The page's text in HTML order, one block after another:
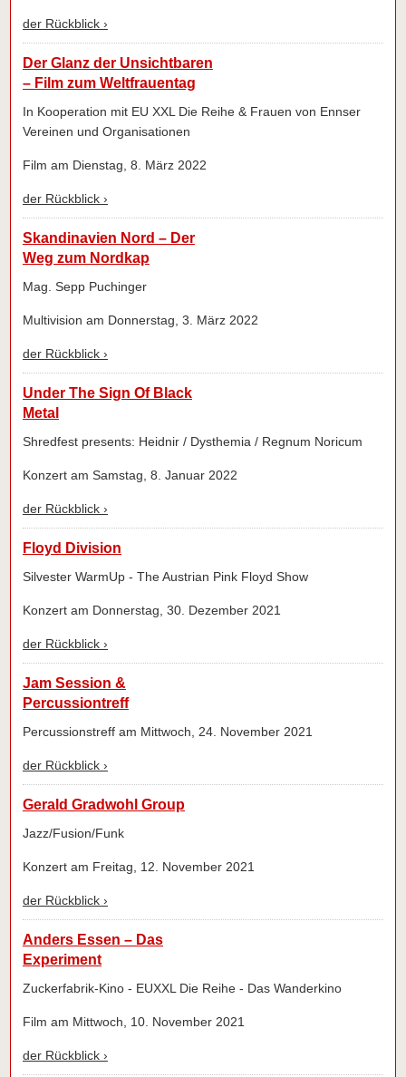
der Rückblick ›
Der Glanz der Unsichtbaren
– Film zum Weltfrauentag
In Kooperation mit EU XXL Die Reihe & Frauen von Ennser
Vereinen und Organisationen
Film am Dienstag, 8. März 2022
der Rückblick ›
Skandinavien Nord – Der
Weg zum Nordkap
Mag. Sepp Puchinger
Multivision am Donnerstag, 3. März 2022
der Rückblick ›
Under The Sign Of Black
Metal
Shredfest presents: Heidnir / Dysthemia / Regnum Noricum
Konzert am Samstag, 8. Januar 2022
der Rückblick ›
Floyd Division
Silvester WarmUp - The Austrian Pink Floyd Show
Konzert am Donnerstag, 30. Dezember 2021
der Rückblick ›
Jam Session &
Percussiontreff
Percussionstreff am Mittwoch, 24. November 2021
der Rückblick ›
Gerald Gradwohl Group
Jazz/Fusion/Funk
Konzert am Freitag, 12. November 2021
der Rückblick ›
Anders Essen – Das
Experiment
Zuckerfabrik-Kino - EUXXL Die Reihe - Das Wanderkino
Film am Mittwoch, 10. November 2021
der Rückblick ›